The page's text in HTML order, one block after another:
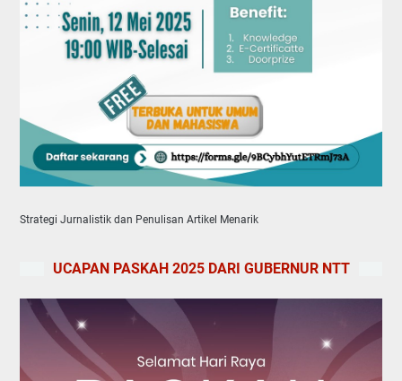
Strategi Jurnalistik dan Penulisan Artikel Menarik
UCAPAN PASKAH 2025 DARI GUBERNUR NTT